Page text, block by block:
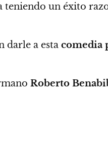
teniendo un éxito
darle a esta comedia
Roberto